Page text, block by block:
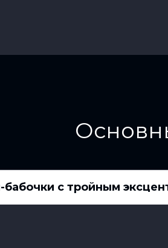
бабочки с тройным